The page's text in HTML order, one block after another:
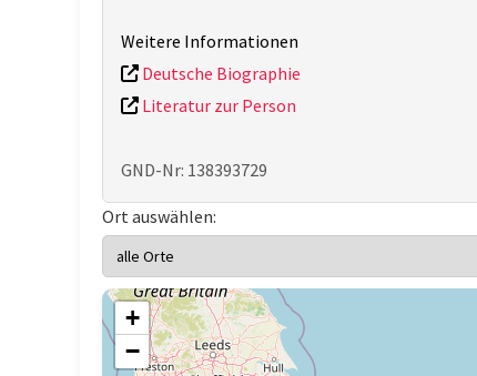
Weitere Informationen
Deutsche Biographie
Literatur zur Person
GND-Nr: 138393729
Ort auswählen:
+
−